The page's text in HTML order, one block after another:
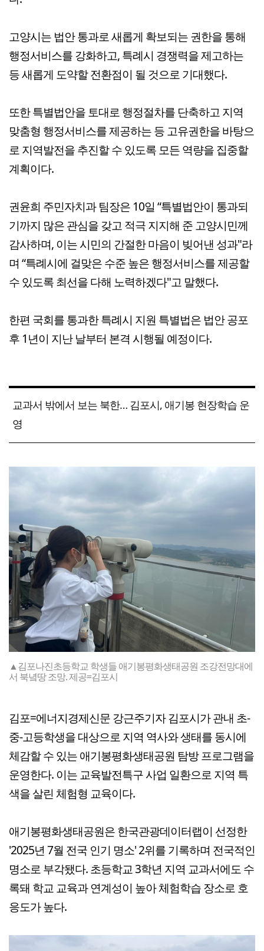
고양시는 법안 통과로 새롭게 확보되는 권한을 통해
행정서비스를 강화하고, 특례시 경쟁력을 제고하는
등 새롭게 도약할 전환점이 될 것으로 기대했다.
또한 특별법안을 토대로 행정절차를 단축하고 지역
맞춤형 행정서비스를 제공하는 등 고유권한을 바탕으
로 지역발전을 추진할 수 있도록 모든 역량을 집중할
계획이다.
권윤희 주민자치과 팀장은 10일 “특별법안이 통과되
기까지 많은 관심을 갖고 적극 지지해 준 고양시민께
감사하며, 이는 시민의 간절한 마음이 빚어낸 성과"라
며 “특례시에 걸맞은 수준 높은 행정서비스를 제공할
수 있도록 최선을 다해 노력하겠다"고 말했다.
한편 국회를 통과한 특례시 지원 특별법은 법안 공포
후 1년이 지난 날부터 본격 시행될 예정이다.
교과서 밖에서 보는 북한… 김포시, 애기봉 현장학습 운
영
▲김포나진초등학교 학생들 애기봉평화생태공원 조강전망대에
서 북녘땅 조망. 제공=김포시
김포=에너지경제신문 강근주기자 김포시가 관내 초-
중-고등학생을 대상으로 지역 역사와 생태를 동시에
체감할 수 있는 애기봉평화생태공원 탐방 프로그램을
운영한다. 이는 교육발전특구 사업 일환으로 지역 특
색을 살린 체험형 교육이다.
애기봉평화생태공원은 한국관광데이터랩이 선정한
'2025년 7월 전국 인기 명소' 2위를 기록하며 전국적인
명소로 부각됐다. 초등학교 3학년 지역 교과서에도 수
록돼 학교 교육과 연계성이 높아 체험학습 장소로 호
응도가 높다.